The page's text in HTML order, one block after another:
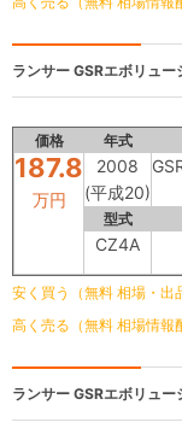
ランサー GSRエボリュ
価格 年式
187.8
万円
2008
(平成20)
型式
CZ4A
安く買う（無料 相場・出
高く売る（無料 相場情報
ランサー GSRエボリュ